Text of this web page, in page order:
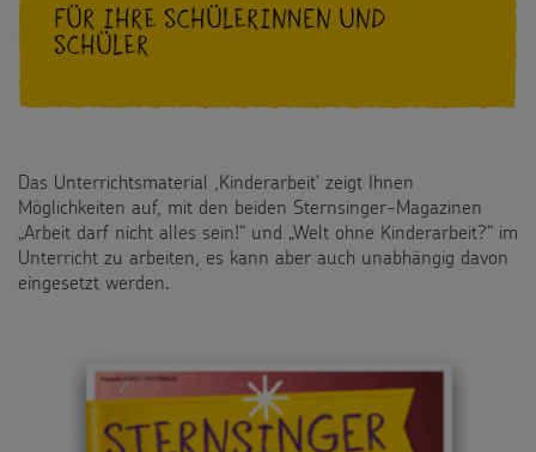
Für Ihre Schülerinnen und
Schüler
Das Unterrichtsmaterial ,Kinderarbeit' zeigt Ihnen
Möglichkeiten auf, mit den beiden Sternsinger-Magazinen
„Arbeit darf nicht alles sein!“ und „Welt ohne Kinderarbeit?“ im
Unterricht zu arbeiten, es kann aber auch unabhängig davon
eingesetzt werden.